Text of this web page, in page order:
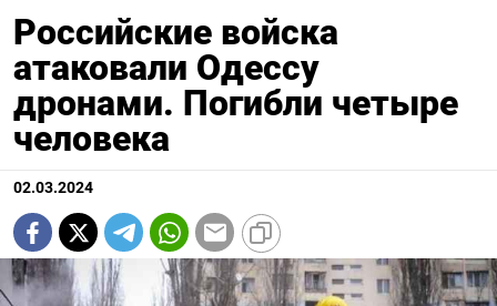
Российские войска
атаковали Одессу
дронами. Погибли четыре
человека
02.03.2024